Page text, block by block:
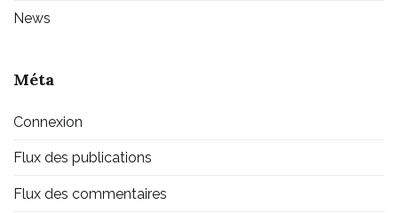
News
Méta
Connexion
Flux des publications
Flux des commentaires